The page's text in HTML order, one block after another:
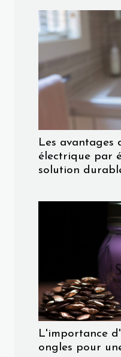
Les avantages
électrique par
solution
L'importance
ongles pour